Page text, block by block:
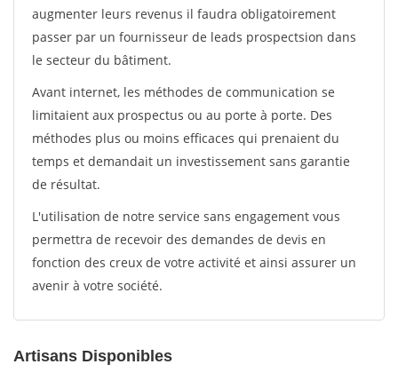
augmenter leurs revenus il faudra obligatoirement
passer par un fournisseur de leads prospectsion dans
le secteur du bâtiment.
Avant internet, les méthodes de communication se
limitaient aux prospectus ou au porte à porte. Des
méthodes plus ou moins efficaces qui prenaient du
temps et demandait un investissement sans garantie
de résultat.
L'utilisation de notre service sans engagement vous
permettra de recevoir des demandes de devis en
fonction des creux de votre activité et ainsi assurer un
avenir à votre société.
Artisans Disponibles